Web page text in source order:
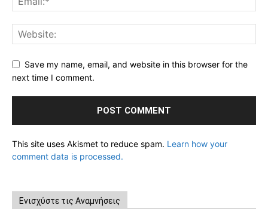
Save my name, email, and website in this browser for the
next time I comment.
This site uses Akismet to reduce spam. Learn how your
comment data is processed.
Ενισχύστε τις Αναμνήσεις